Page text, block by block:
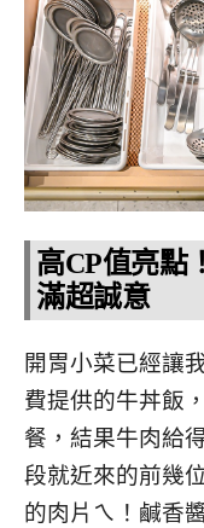
高CP值亮點
滿超誠意
開胃小菜已經讓
費提供的牛丼飯
餐，結果牛肉給
段就近來的前幾
的肉片ㄟ！鹹香